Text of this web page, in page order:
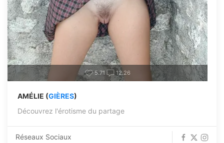
5.71 12.26
AMÉLIE (GIÈRES)
Découvrez l'érotisme du partage
Réseaux Sociaux